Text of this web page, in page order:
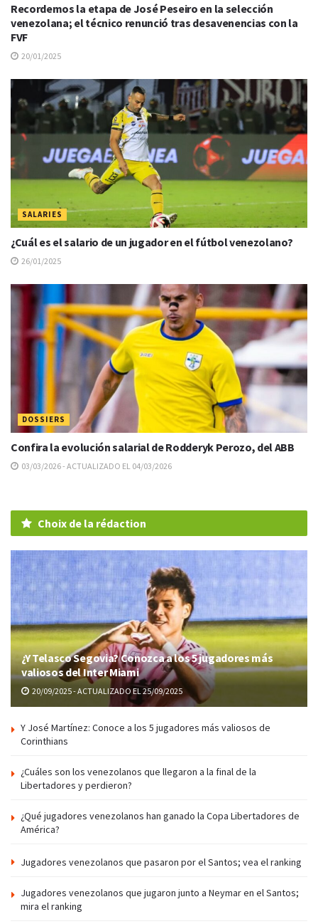
Recordemos la etapa de José Peseiro en la selección
venezolana; el técnico renunció tras desavenencias con la
FVF
20/01/2025
SALARIES
¿Cuál es el salario de un jugador en el fútbol venezolano?
26/01/2025
DOSSIERS
Confira la evolución salarial de Rodderyk Perozo, del ABB
03/03/2026 - ACTUALIZADO EL 04/03/2026
Choix de la rédaction
¿Y Telasco Segovia? Conozca a los 5 jugadores más
valiosos del Inter Miami
20/09/2025 - ACTUALIZADO EL 25/09/2025
Y José Martínez: Conoce a los 5 jugadores más valiosos de
Corinthians
¿Cuáles son los venezolanos que llegaron a la final de la
Libertadores y perdieron?
¿Qué jugadores venezolanos han ganado la Copa Libertadores de
América?
Jugadores venezolanos que pasaron por el Santos; vea el ranking
Jugadores venezolanos que jugaron junto a Neymar en el Santos;
mira el ranking